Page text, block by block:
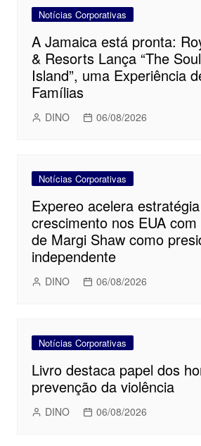
Notícias Corporativas
A Jamaica está pronta:
& Resorts Lança “The
Island”, uma Experiência
Famílias
DINO 06/08/2026
Notícias Corporativas
Expereo acelera
crescimento nos EUA
de Margi Shaw como
independente
DINO 06/08/2026
Notícias Corporativas
Livro destaca papel dos
prevenção da violência
DINO 06/08/2026